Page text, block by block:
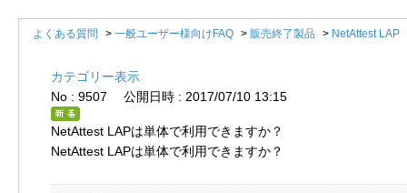
よくある質問 > 一般ユーザー様向けFAQ > 販売終了製品 > NetAttest LAP
カテゴリー表示
No : 9507
公開日時 : 2017/07/10 13:15
NetAttest LAPは単体で利用できますか？
NetAttest LAPは単体で利用できますか？